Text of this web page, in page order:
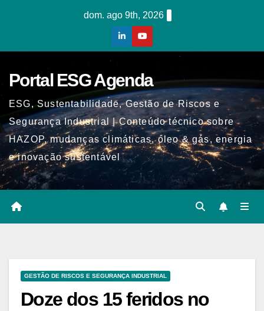
dom. ago 9th, 2026
Portal ESG Agenda
ESG, Sustentabilidade, Gestão de Riscos e
Segurança Industrial | Conteúdo técnico sobre
HAZOP, mudanças climáticas, óleo & gás, energia
e inovação sustentável
GESTÃO DE RISCOS E SEGURANÇA INDUSTRIAL
Doze dos 15 feridos no